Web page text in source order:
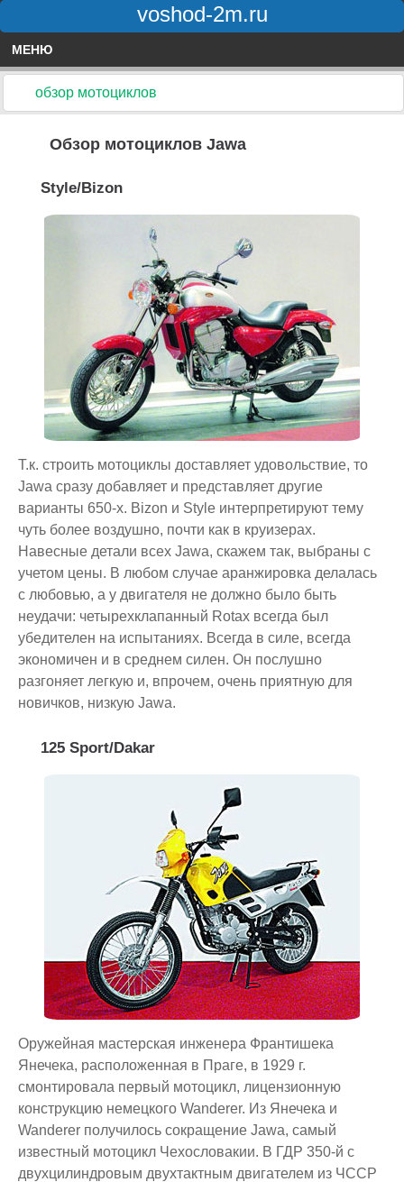
voshod-2m.ru
МЕНЮ
обзор мотоциклов
Обзор мотоциклов Jawa
Style/Bizon
Т.к. строить мотоциклы доставляет удовольствие, то
Jawa сразу добавляет и представляет другие
варианты 650-х. Bizon и Style интерпретируют тему
чуть более воздушно, почти как в круизерах.
Навесные детали всех Jawa, скажем так, выбраны с
учетом цены. В любом случае аранжировка делалась
с любовью, а у двигателя не должно было быть
неудачи: четырехклапанный Rotax всегда был
убедителен на испытаниях. Всегда в силе, всегда
экономичен и в среднем силен. Он послушно
разгоняет легкую и, впрочем, очень приятную для
новичков, низкую Jawa.
125 Sport/Dakar
Оружейная мастерская инженера Франтишека
Янечека, расположенная в Праге, в 1929 г.
смонтировала первый мотоцикл, лицензионную
конструкцию немецкого Wanderer. Из Янечека и
Wanderer получилось сокращение Jawa, самый
известный мотоцикл Чехословакии. В ГДР 350-й с
двухцилиндровым двухтактным двигателем из ЧССР